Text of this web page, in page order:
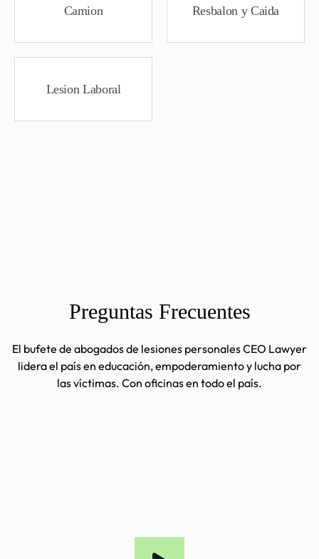
Camion Resbalon y Caida
Lesion Laboral
Preguntas Frecuentes
El bufete de abogados de lesiones personales CEO Lawyer
lidera el país en educación, empoderamiento y lucha por
las víctimas. Con oficinas en todo el país.